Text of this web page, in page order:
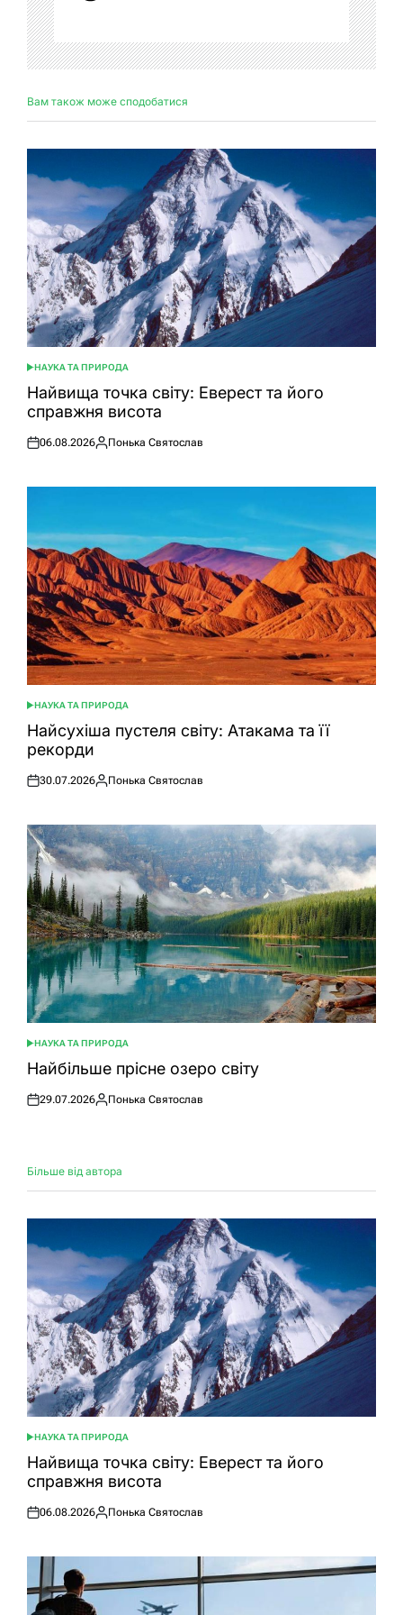
Вам також може сподобатися
ОПУБЛІКУВАТИ
У
НАУКА ТА ПРИРОДА
Найвища точка світу: Еверест та його
справжня висота
Оприлюднено
06.08.2026
Опубліковано
Понька Святослав
ОПУБЛІКУВАТИ
У
НАУКА ТА ПРИРОДА
Найсухіша пустеля світу: Атакама та її
рекорди
Оприлюднено
30.07.2026
Опубліковано
Понька Святослав
ОПУБЛІКУВАТИ
У
НАУКА ТА ПРИРОДА
Найбільше прісне озеро світу
Оприлюднено
29.07.2026
Опубліковано
Понька Святослав
Більше від автора
ОПУБЛІКУВАТИ
У
НАУКА ТА ПРИРОДА
Найвища точка світу: Еверест та його
справжня висота
Оприлюднено
06.08.2026
Опубліковано
Понька Святослав